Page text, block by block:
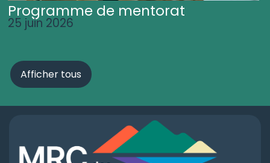
Programme de mentorat
25 juin 2026
Afficher tous